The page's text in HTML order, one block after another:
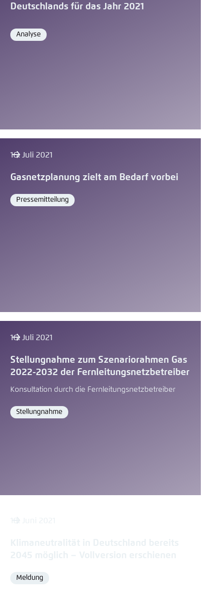
Deutschlands für das Jahr 2021
Format
Analyse
16. Juli 2021
Gasnetzplanung zielt am Bedarf vorbei
Format
Pressemitteilung
16. Juli 2021
Stellungnahme zum Szenariorahmen Gas
2022-2032 der Fernleitungsnetzbetreiber
Konsultation durch die Fernleitungsnetzbetreiber
Format
Stellungnahme
Format
Meldung